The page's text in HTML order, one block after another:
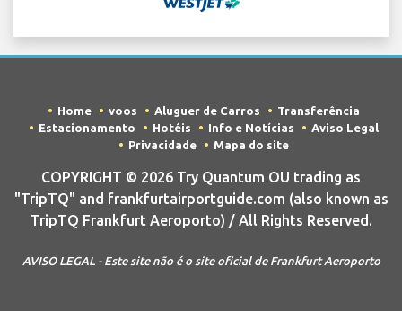
Home voos Aluguer de Carros
Transferência
Estacionamento
Hotéis Info e Notícias
Aviso Legal
Privacidade
Mapa do site
COPYRIGHT © 2026 Try Quantum OU trading as
"TripTQ" and frankfurtairportguide.com (also known as
TripTQ Frankfurt Aeroporto) / All Rights Reserved.
AVISO LEGAL - Este site não é o site oficial de Frankfurt Aeroporto